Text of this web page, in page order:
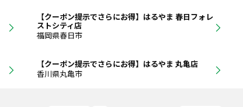
【クーポン提示でさらにお得】はるやま 春日フォレ
ストシティ店
福岡県春日市
【クーポン提示でさらにお得】はるやま 丸亀店
香川県丸亀市